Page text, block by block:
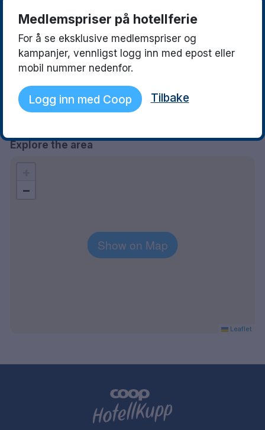
Synnøve
09 July 2025
9.5
Fint hotell og flott frokost 👍
09 August 2023
Hotellet har
Explore the area
Show on Map
−
Leaflet
Medlemspriser på hotellferie
For å se eksklusive medlemspriser og
kampanjer, vennligst logg inn med epost eller
mobil nummer nedenfor.
Logg inn med Coop Tilbake